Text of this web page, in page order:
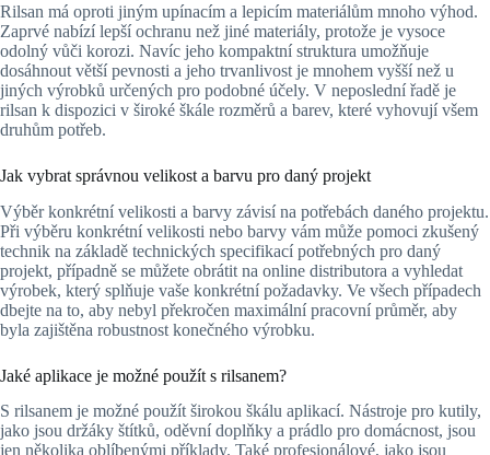
Rilsan má oproti jiným upínacím a lepicím materiálům mnoho výhod.
Zaprvé nabízí lepší ochranu než jiné materiály, protože je vysoce
odolný vůči korozi. Navíc jeho kompaktní struktura umožňuje
dosáhnout větší pevnosti a jeho trvanlivost je mnohem vyšší než u
jiných výrobků určených pro podobné účely. V neposlední řadě je
rilsan k dispozici v široké škále rozměrů a barev, které vyhovují všem
druhům potřeb.
Jak vybrat správnou velikost a barvu pro daný projekt
Výběr konkrétní velikosti a barvy závisí na potřebách daného projektu.
Při výběru konkrétní velikosti nebo barvy vám může pomoci zkušený
technik na základě technických specifikací potřebných pro daný
projekt, případně se můžete obrátit na online distributora a vyhledat
výrobek, který splňuje vaše konkrétní požadavky. Ve všech případech
dbejte na to, aby nebyl překročen maximální pracovní průměr, aby
byla zajištěna robustnost konečného výrobku.
Jaké aplikace je možné použít s rilsanem?
S rilsanem je možné použít širokou škálu aplikací. Nástroje pro kutily,
jako jsou držáky štítků, oděvní doplňky a prádlo pro domácnost, jsou
jen několika oblíbenými příklady. Také profesionálové, jako jsou